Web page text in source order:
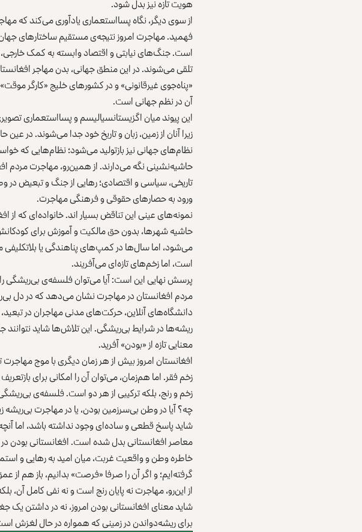
از سوی دیگر، نگاه پسااستعماری یادآوری می‌کند که
فهمید. مهاجرت امروز نتیجه‌ی مستقیم ساختارهای
است. جنگ‌های نیابتی و اقتصاد وابسته به کمک
تلقی می‌شوند. در این منطق جهانی، بدن مهاجر
«پناه‌جوی غیرقانونی» و در کشورهای خلیج «کارگر
آن در نظم جهانی است.
این پیوند میان اگزیستانسیالیسم و پسااستعماری
زیرا آنان از زمین، زبان و تاریخ خود جدا می‌شوند. در
نظام‌های جهانی نیز بازتولید می‌شود؛ نظام‌هایی که
حاشیه‌نشینی نگه می‌دارند. از همین‌رو، مهاجرت
تاریخی، سیاسی و اقتصادی؛ رهایی از جنگ و تبعیض در
ورود به حصارهای حقوقی و فرهنگی مهاجرت.
نمونه‌های عینی این تناقض بسیار اند. خانواده‌ای که از
حاشیه شهرها، بدون حق مالکیت و آموزش برای
می‌شود، اما سال‌ها در کمپ‌های پناهندگی یا
است، اما زخم‌های تازه‌ای می‌آفریند.
پرسش نهایی این است: آیا می‌توان فلسفه‌ی بی‌ریشگی
مردم افغانستان در مهاجرت نشان می‌دهد که در دل
دانشگاه‌های آنلاین، حرکت‌های مدنی مهاجران در
ریشه‌ها در شرایط بی‌ریشگی. این تلاش‌ها شاید
معنایی تازه از «بودن» آفرید.
افغانستان امروز بیش از هر زمان دیگری با موج
زخم فقر. اما هم‌زمان، می‌توان آن را امکانی برای
زخم و رنج، بلکه ترکیبی از هر دو است. فلسفه‌ی
چه؟ آیا در وطن بی‌سرزمین بودن، یا در مهاجرت
شاید پاسخ قطعی و ساده‌ای وجود نداشته باشد، اما
معاصر افغانستانی بدل شده است. افغانستانی بودن
خاطره وطن و واقعیت غربت، میان امید به رهایی و
گرفته‌ایم؛ و اگر آن را صرفا «فرصت» بدانیم، باز هم از
از این‌رو، مهاجرت نه پایان رنج است و نه نفی کامل آن،
شاید معنای افغانستانی بودن امروز، نه در داشتن یک
برای ریشه‌دواندن در زمینی که همواره در حال لغزش